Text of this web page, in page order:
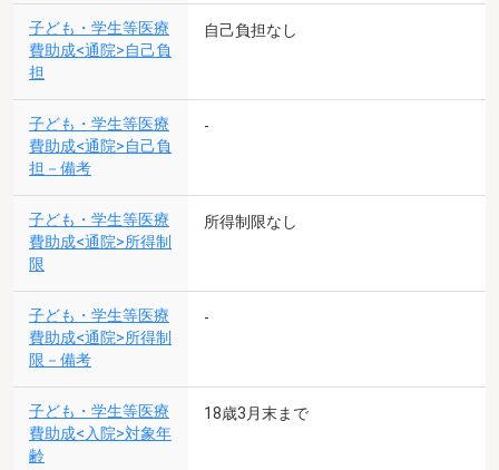
子ども・学生等医療
費助成<通院>自己負
担
自己負担なし
子ども・学生等医療
費助成<通院>自己負
担－備考
-
子ども・学生等医療
費助成<通院>所得制
限
所得制限なし
子ども・学生等医療
費助成<通院>所得制
限－備考
-
子ども・学生等医療
費助成<入院>対象年
齢
18歳3月末まで